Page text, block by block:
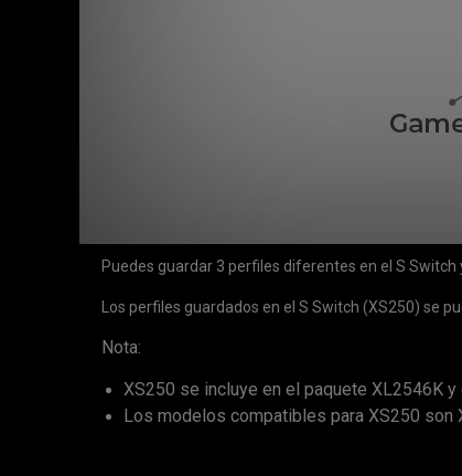
Puedes guardar 3 perfiles diferentes en el S
Los perfiles guardados en el S Switch (XS250) se
Nota:
XS250 se incluye en el paquete XL2546K
Los modelos compatibles para XS250 son